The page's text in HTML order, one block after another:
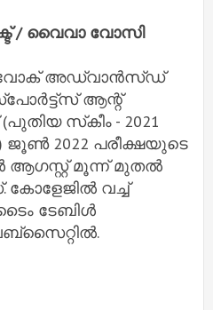
/ വൈവാ വോസി
അഡ്വാൻസ്ഡ്
ആന്റ്
സ്‌കീം - 2021
2022 പരീക്ഷയുടെ
ആഗസ്റ്റ് മൂന്ന് മുതൽ
കോളേജിൽ വച്ച്
ടേബിൾ